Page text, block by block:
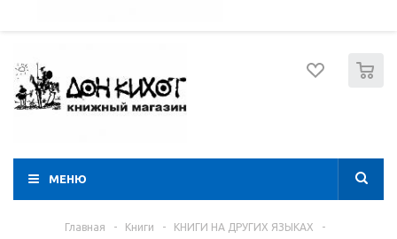
МЕНЮ
Главная - Книги - КНИГИ НА ДРУГИХ ЯЗЫКАХ
-